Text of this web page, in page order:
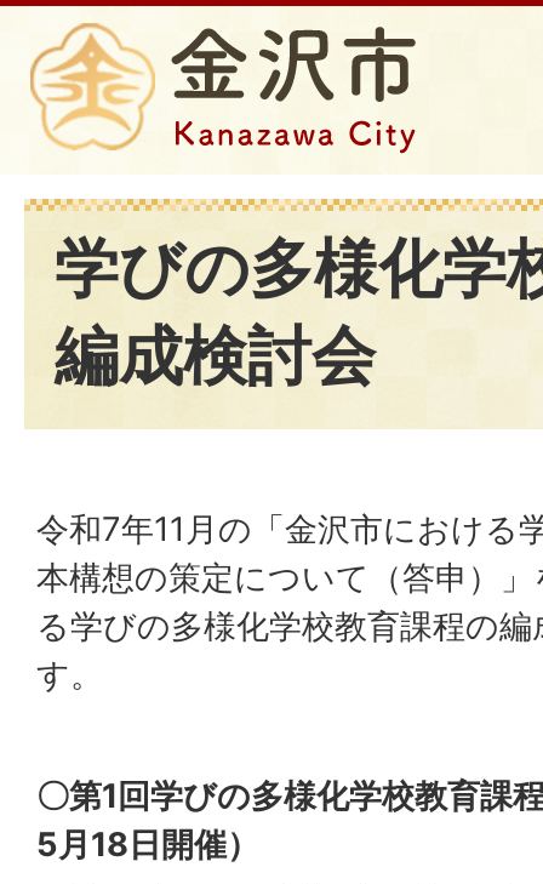
学びの多様化学
編成検討会
令和7年11月の「金沢市における
本構想の策定について（答申）
る学びの多様化学校教育課程の
す。
〇第1回学びの多様化学校教育課
5月18日開催）